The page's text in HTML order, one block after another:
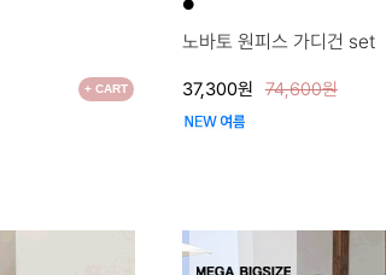
+ CART
●
노바토 원피스 가디건 set
37,300원 74,600원